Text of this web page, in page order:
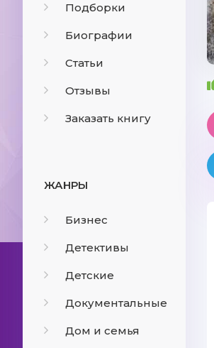
Подборки
Биографии
Статьи
Отзывы
Заказать книгу
ЖАНРЫ
Бизнес
Детективы
Детские
Документальные
Дом и семья